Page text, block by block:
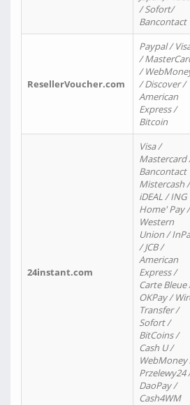
/ Sofort/
Bancontact
ResellerVoucher.com
Paypal /
/
/
/ Discover /
American
Express /
Bitcoin
24instant.com
Visa /
Mastercard
Bancontact
Mistercash /
iDEAL / ING
Home' Pay /
Western
Union /
/ JCB /
American
Express /
Carte Bleue
OKPay /
Transfer /
Sofort /
BitCoins /
Cash U /
WebMoney
Przelewy24
DaoPay /
Cash4WM